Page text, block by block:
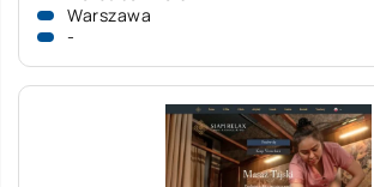
Warszawa
-